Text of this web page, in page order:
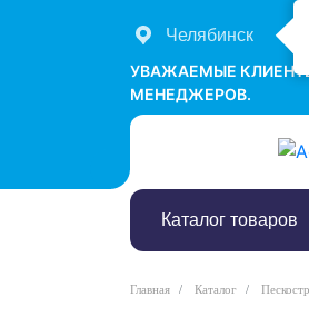
Челябинск
УВАЖАЕМЫЕ
МЕНЕДЖЕРОВ.
Каталог товаров
Главная Каталог